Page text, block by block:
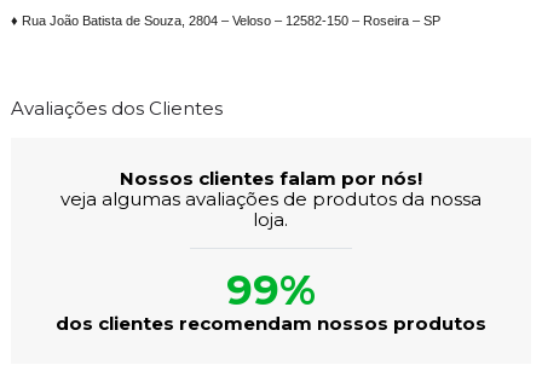
♦ Rua João Batista de Souza, 2804 – Veloso – 12582-150 – Roseira – SP
Avaliações dos Clientes
Nossos clientes falam por nós!
veja algumas avaliações de produtos da nossa
loja.
99%
dos clientes recomendam nossos produtos